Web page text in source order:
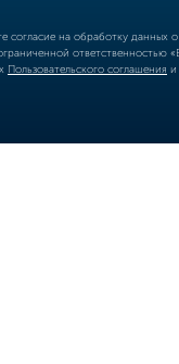
согласие на обработку
Пользовательского соглашения и